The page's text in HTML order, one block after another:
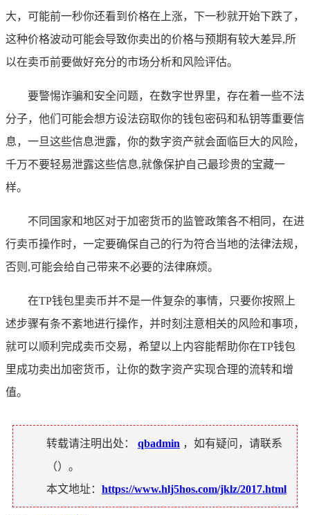
大，可能前一秒你还看到价格在上涨，下一秒就开始下跌了，
这种价格波动可能会导致你卖出的价格与预期有较大差异,所
以在卖币前要做好充分的市场分析和风险评估。
要警惕诈骗和安全问题，在数字世界里，存在着一些不法
分子，他们可能会想方设法窃取你的钱包密码和私钥等重要信
息，一旦这些信息泄露，你的数字资产就会面临巨大的风险，
千万不要轻易泄露这些信息,就像保护自己最珍贵的宝藏一
样。
不同国家和地区对于加密货币的监管政策各不相同，在进
行卖币操作时，一定要确保自己的行为符合当地的法律法规，
否则,可能会给自己带来不必要的法律麻烦。
在TP钱包里卖币并不是一件复杂的事情，只要你按照上
述步骤有条不紊地进行操作，并时刻注意相关的风险和事项，
就可以顺利完成卖币交易，希望以上内容能帮助你在TP钱包
里成功卖出加密货币，让你的数字资产实现合理的流转和增
值。
转载请注明出处： qbadmin ，如有疑问，请联系
（）。
本文地址： https://www.hlj5hos.com/jklz/2017.html